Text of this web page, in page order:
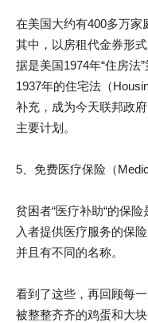
在美国大约有400多万家
其中，以房租代金券形
据是美国1974年“住房法
1937年的住宅法（
补充，成为今天联邦政
主要计划。
5、免费医疗保险（
贫困者“医疗补助“的保
入者提供医疗服务的保
并且有不同的名称。
看到了这些，再回顾每
被整整齐齐的鸡蛋和大